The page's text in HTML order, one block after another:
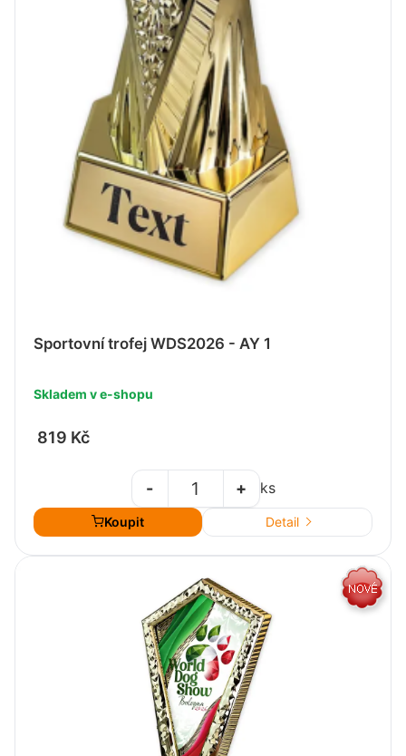
Sportovní trofej WDS2026 - AY 1
Skladem v e-shopu
819 Kč
+
- ks
Koupit Detail